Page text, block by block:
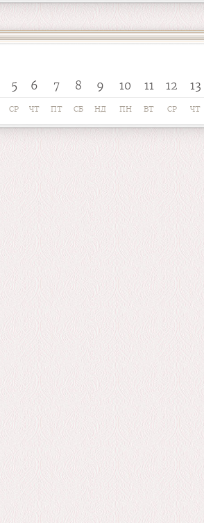
5 6 7 8 9 10 11 12 13
СР ЧТ ПТ СБ НД ПН ВТ СР ЧТ